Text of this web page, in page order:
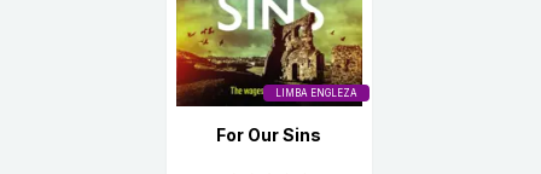
LIMBA ENGLEZA
For Our Sins